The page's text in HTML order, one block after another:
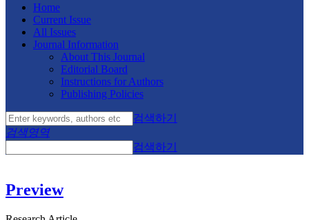
Home
Current Issue
All Issues
Journal Information
About This Journal
Editorial Board
Instructions for Authors
Publishing Policies
검색하기
검색영역
검색하기
Preview